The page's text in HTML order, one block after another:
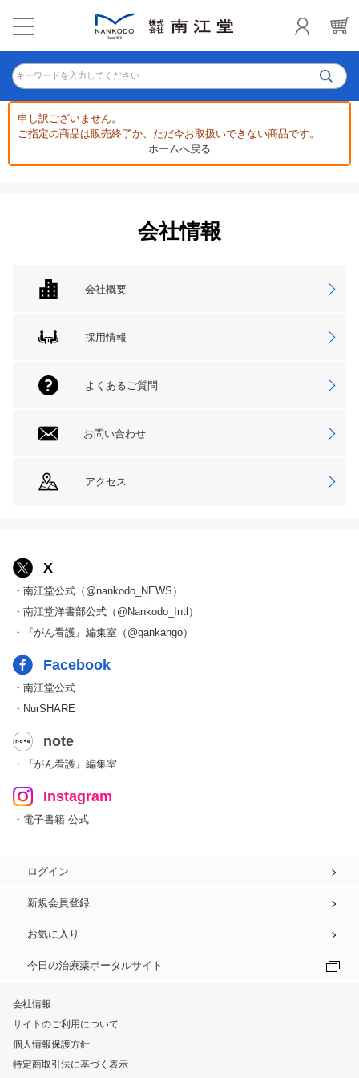
キーワードを入力してください
申し訳ございません。
ご指定の商品は販売終了か、ただ今お取扱いできない商品です。
ホームへ戻る
会社情報
会社概要
採用情報
よくあるご質問
お問い合わせ
アクセス
X
・南江堂公式（@nankodo_NEWS）
・南江堂洋書部公式（@Nankodo_Intl）
・『がん看護』編集室（@gankango）
Facebook
・南江堂公式
・NurSHARE
note
・『がん看護』編集室
Instagram
・電子書籍 公式
ログイン
新規会員登録
お気に入り
今日の治療薬ポータルサイト
会社情報
サイトのご利用について
個人情報保護方針
特定商取引法に基づく表示